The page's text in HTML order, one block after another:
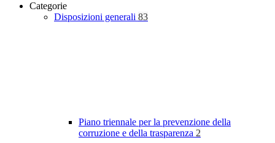
Categorie
Disposizioni generali 83
Piano triennale per la prevenzione della
corruzione e della trasparenza 2